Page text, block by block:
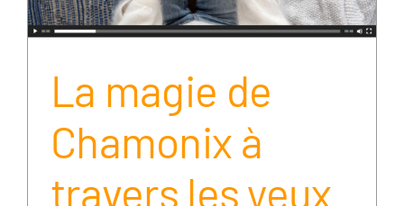
La magie de
Chamonix à
travers les yeux